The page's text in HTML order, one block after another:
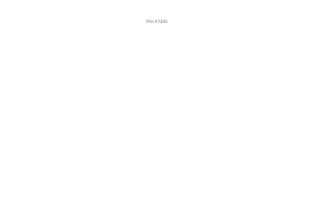
РЕКЛАМА